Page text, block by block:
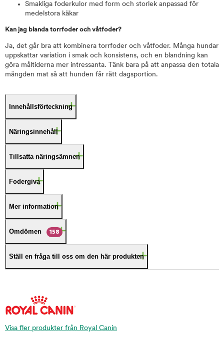
Smakliga foderkulor med form och storlek anpassad för
medelstora käkar
Kan jag blanda torrfoder och våtfoder?
Ja, det går bra att kombinera torrfoder och våtfoder. Många hundar
uppskattar variation i smak och konsistens, och en blandning kan
göra måltiderna mer intressanta. Tänk bara på att anpassa den totala
mängden mat så att hunden får rätt dagsportion.
Innehållsförteckning
Näringsinnehåll
Tillsatta näringsämnen
Fodergiva
Mer information
Omdömen 158
Ställ en fråga till oss om den här produkten
Visa fler produkter från Royal Canin